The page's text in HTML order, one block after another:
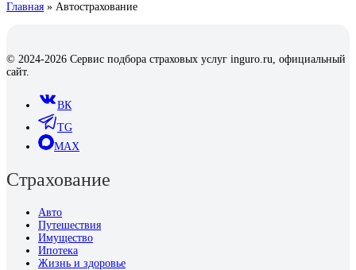
Главная » Автострахование
© 2024-2026 Сервис подбора страховых услуг inguro.ru, официальный
сайт.
ВК
TG
MAX
Страхование
Авто
Путешествия
Имущество
Ипотека
Жизнь и здоровье